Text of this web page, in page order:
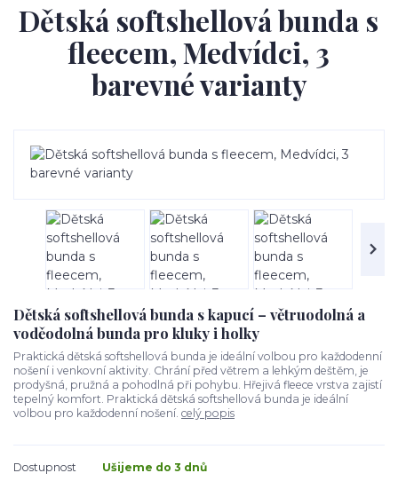
Dětská softshellová bunda s
fleecem, Medvídci, 3
barevné varianty
Dětská softshellová bunda s kapucí – větruodolná a
voděodolná bunda pro kluky i holky
Praktická dětská softshellová bunda je ideální volbou pro každodenní
nošení i venkovní aktivity. Chrání před větrem a lehkým deštěm, je
prodyšná, pružná a pohodlná při pohybu. Hřejivá fleece vrstva zajistí
tepelný komfort. Praktická dětská softshellová bunda je ideální
volbou pro každodenní nošení. celý popis
Dostupnost
Ušijeme do 3 dnů